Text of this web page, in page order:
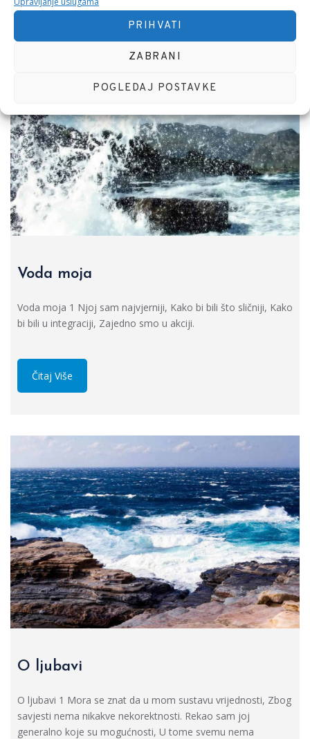
PRIHVATI
ZABRANI
POGLEDAJ POSTAVKE
Voda moja
Voda moja 1 Njoj sam najvjerniji, Kako bi bili što sličniji, Kako
bi bili u integraciji, Zajedno smo u akciji.
Čitaj Više
O ljubavi
O ljubavi 1 Mora se znat da u mom sustavu vrijednosti, Zbog
savjesti nema nikakve nekorektnosti. Rekao sam joj
generalno koje su mogućnosti, U tome svemu nema